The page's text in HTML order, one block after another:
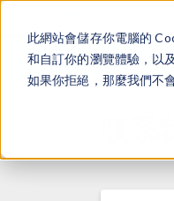
此網站會儲存你電腦的
和自訂你的瀏覽體驗，以
如果你拒絕，那麼我們不